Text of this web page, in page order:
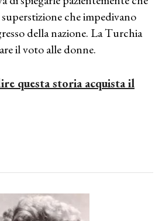
che impedivano
della nazione. La Turchia
il voto alle donne.
questa storia acquista il